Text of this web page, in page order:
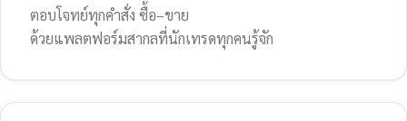
ตอบโจทย์ทุกคำสั่ง ซื้อ–ขาย
ด้วยแพลตฟอร์มสากลที่นักเทรดทุกคนรู้จัก